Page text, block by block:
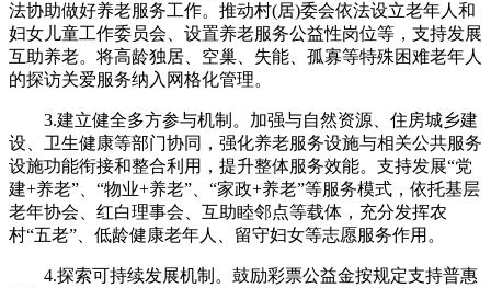
法协助做好养老服务工作。推动村(居)委会依法设立老年人和
妇女儿童工作委员会、设置养老服务公益性岗位等，支持发展
互助养老。将高龄独居、空巢、失能、孤寡等特殊困难老年人
的探访关爱服务纳入网格化管理。
3.建立健全多方参与机制。加强与自然资源、住房城乡建
设、卫生健康等部门协同，强化养老服务设施与相关公共服务
设施功能衔接和整合利用，提升整体服务效能。支持发展“党
建+养老”、“物业+养老”、“家政+养老”等服务模式，依托基层
老年协会、红白理事会、互助睦邻点等载体，充分发挥农
村“五老”、低龄健康老年人、留守妇女等志愿服务作用。
4.探索可持续发展机制。鼓励彩票公益金按规定支持普惠